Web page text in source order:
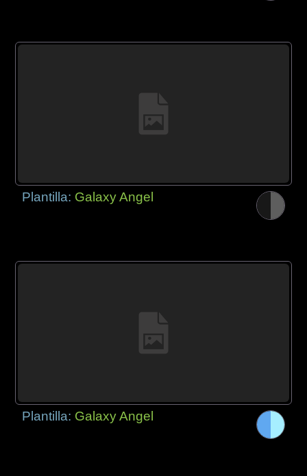
Plantilla: Galaxy Angel
Plantilla: Galaxy Angel